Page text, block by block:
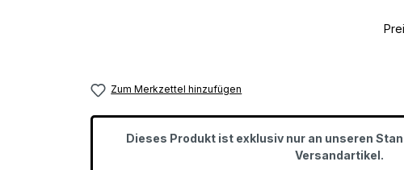
Zum Merkzettel hinzufügen
Dieses Produkt ist exklusiv nur an unseren
Versandartikel.